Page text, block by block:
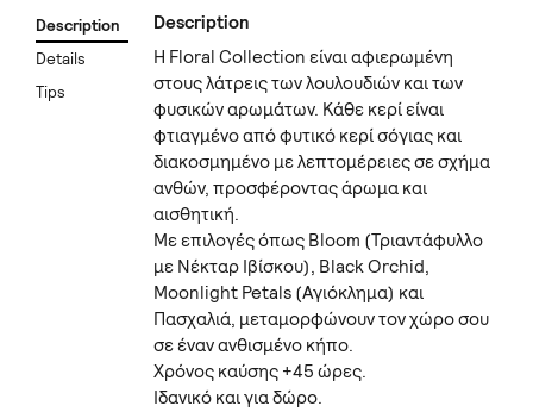
Description
Details
Tips
Description
Η Floral Collection είναι αφιερωμένη
στους λάτρεις των λουλουδιών και των
φυσικών αρωμάτων. Κάθε κερί είναι
φτιαγμένο από φυτικό κερί σόγιας και
διακοσμημένο με λεπτομέρειες σε σχήμα
ανθών, προσφέροντας άρωμα και
αισθητική.
Με επιλογές όπως Bloom (Τριαντάφυλλο
με Νέκταρ Ιβίσκου), Black Orchid,
Μoonlight Petals (Αγιόκλημα) και
Πασχαλιά, μεταμορφώνουν τον χώρο σου
σε έναν ανθισμένο κήπο.
Χρόνος καύσης +45 ώρες.
Ιδανικό και για δώρο.